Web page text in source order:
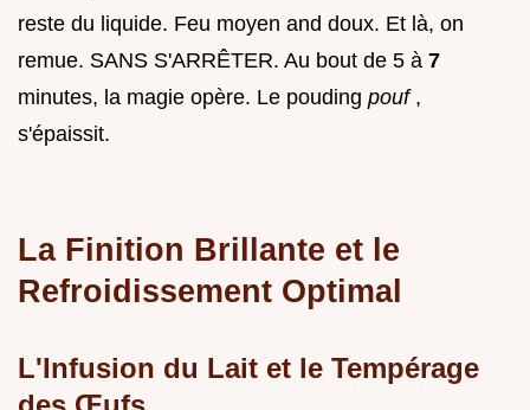
reste du liquide. Feu moyen and doux. Et là, on
remue. SANS S'ARRÊTER. Au bout de 5 à 7
minutes, la magie opère. Le pouding pouf ,
s'épaissit.
La Finition Brillante et le
Refroidissement Optimal
L'Infusion du Lait et le Tempérage